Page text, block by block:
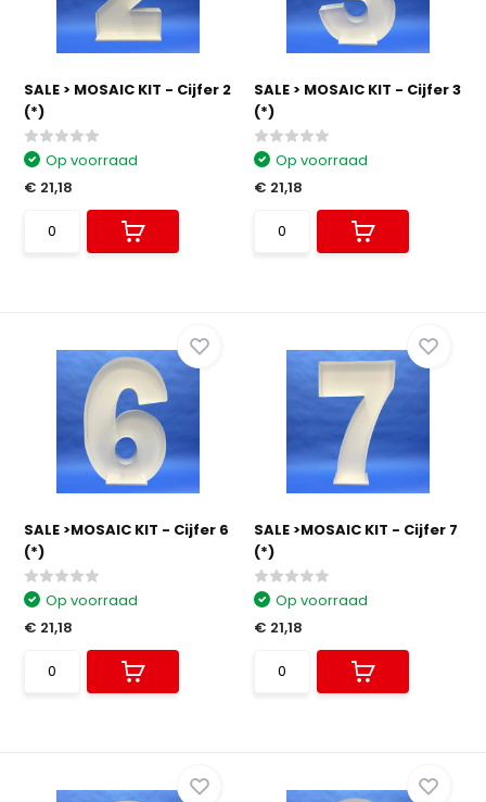
SALE > MOSAIC KIT - Cijfer 2
(*)
Op voorraad
€ 21,18
SALE > MOSAIC KIT - Cijfer 3
(*)
Op voorraad
€ 21,18
SALE >MOSAIC KIT - Cijfer 6
(*)
Op voorraad
€ 21,18
SALE >MOSAIC KIT - Cijfer 7
(*)
Op voorraad
€ 21,18